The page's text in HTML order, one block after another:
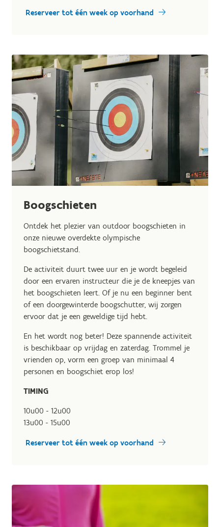
Reserveer tot één week op voorhand
Boogschieten
Ontdek het plezier van outdoor boogschieten in
onze nieuwe overdekte olympische
boogschietstand.
De activiteit duurt twee uur en je wordt begeleid
door een ervaren instructeur die je de kneepjes van
het boogschieten leert. Of je nu een beginner bent
of een doorgewinterde boogschutter, wij zorgen
ervoor dat je een geweldige tijd hebt.
En het wordt nog beter! Deze spannende activiteit
is beschikbaar op vrijdag en zaterdag. Trommel je
vrienden op, vorm een groep van minimaal 4
personen en boogschiet erop los!
TIMING
10u00 - 12u00
13u00 - 15u00
Reserveer tot één week op voorhand